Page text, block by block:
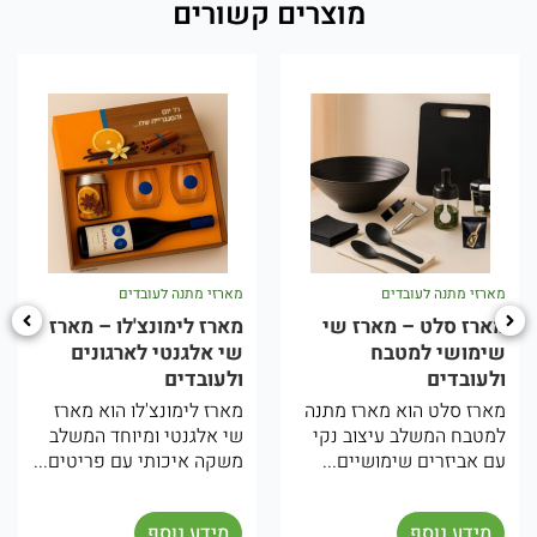
מוצרים קשורים
מארזי מתנה לעובדים
מארז סלט – מארז שי
שימושי למטבח
ולעובדים
מארז סלט הוא מארז מתנה
למטבח המשלב עיצוב נקי
עם אביזרים שימושיים...
מארזי מתנה לעובדים
מארז לימונצ'לו – מארז
שי אלגנטי לארגונים
ולעובדים
מארז לימונצ'לו הוא מארז
שי אלגנטי ומיוחד המשלב
משקה איכותי עם פריטים...